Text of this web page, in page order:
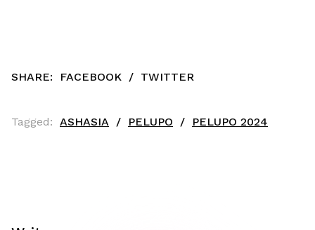
SHARE: FACEBOOK / TWITTER
Tagged: ASHASIA PELUPO PELUPO 2024